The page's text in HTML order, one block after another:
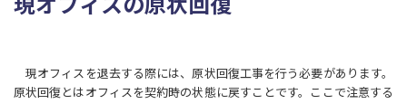
現オフィスを退去する際には、原状回復工事を行う必要があります。
原状回復とはオフィスを契約時の状態に戻すことです。ここで注意する